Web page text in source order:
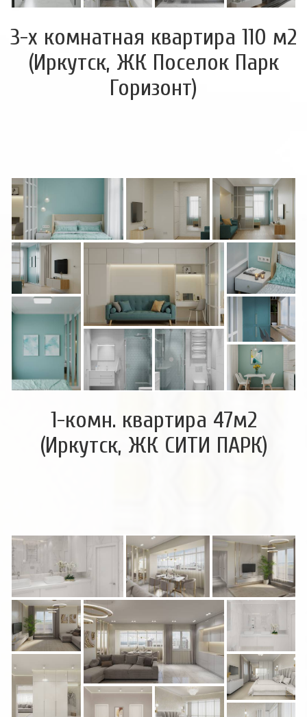
3-х комнатная квартира 110 м2
(Иркутск, ЖК Поселок Парк
Горизонт)
1-комн. квартира 47м2
(Иркутск, ЖК СИТИ ПАРК)